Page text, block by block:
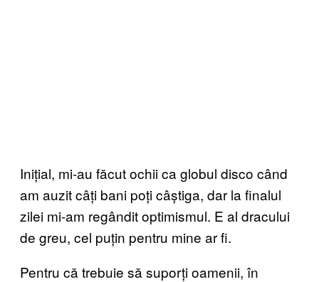
Inițial, mi-au făcut ochii ca globul disco când
am auzit câți bani poți câștiga, dar la finalul
zilei mi-am regândit optimismul. E al dracului
de greu, cel puțin pentru mine ar fi.
Pentru că trebuie să suporți oamenii, în